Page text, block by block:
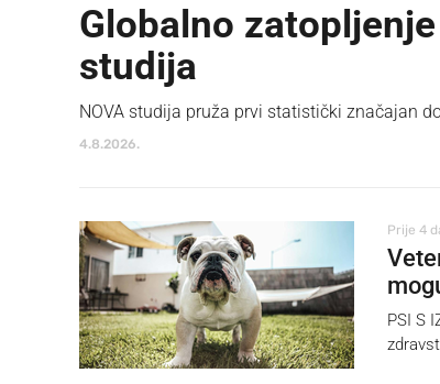
Globalno
studija
NOVA studija pruža prvi statistički značajan
4.8.2026.
Prije 4
PSI S